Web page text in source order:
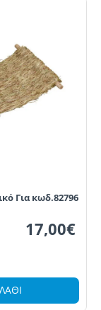
Για κωδ.82796
17,00€